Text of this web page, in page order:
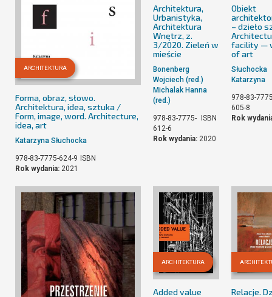
ARCHITEKTURA
Forma, obraz, słowo.
Architektura, idea, sztuka /
Form, image, word. Architecture,
idea, art
Katarzyna Słuchocka
978-83-7775-624-9 ISBN
Rok wydania: 2021
Architektura,
Urbanistyka,
Architektura
Wnętrz, z.
3/2020. Zieleń w
mieście
Bonenberg
Wojciech (red.)
Michalak Hanna
(red.)
978-83-7775-
612-6
ISBN
Rok wydania: 2020
Obiekt
– dzieło
facility —
of art
Słuchocka
Katarzyna
978-83-
605-8
Rok
ARCHITEKTURA
Added value
Relacje.